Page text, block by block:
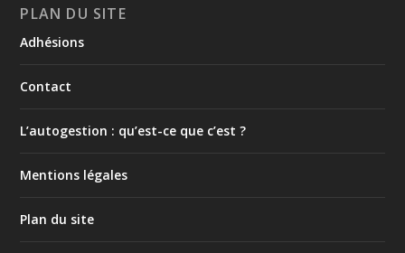
PLAN DU SITE
Adhésions
Contact
L’autogestion : qu’est-ce que c’est ?
Mentions légales
Plan du site